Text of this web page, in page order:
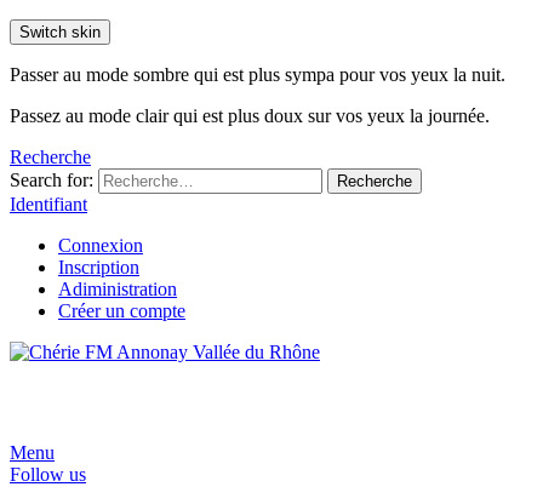
Switch skin
Passer au mode sombre qui est plus sympa pour vos yeux la nuit.
Passez au mode clair qui est plus doux sur vos yeux la journée.
Recherche
Search for:
Recherche
Identifiant
Connexion
Inscription
Adiministration
Créer un compte
Menu
Follow us